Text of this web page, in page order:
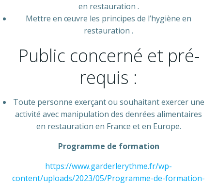
en restauration .
Mettre en œuvre les principes de l’hygiène en
restauration .
Public concerné et pré-
requis :
Toute personne exerçant ou souhaitant exercer une
activité avec manipulation des denrées alimentaires
en restauration en France et en Europe.
Programme de formation
https://www.garderlerythme.fr/wp-
content/uploads/2023/05/Programme-de-formation-